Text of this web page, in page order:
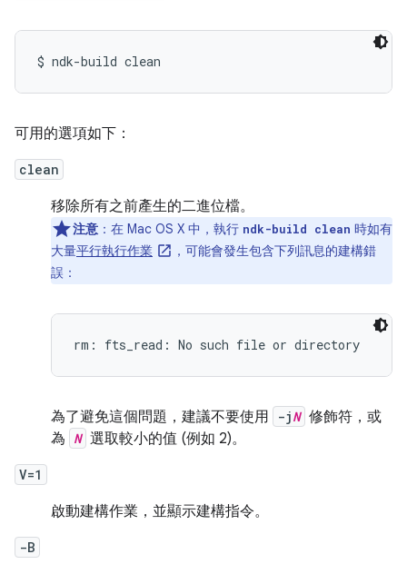
可用的選項如下：
clean
移除所有之前產生的二進位檔。
注意 ：在 Mac OS X 中，執行 ndk-build clean 時如有
大量平行執行作業
，可能會發生包含下列訊息的建構錯
誤：
為了避免這個問題，建議不要使用 -jN 修飾符，或
為 N 選取較小的值 (例如 2)。
V=1
啟動建構作業，並顯示建構指令。
-B